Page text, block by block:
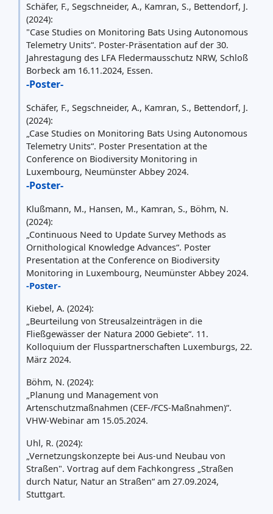
Schäfer, F., Segschneider, A., Kamran, S., Bettendorf, J.
(2024):
"Case Studies on Monitoring Bats Using Autonomous
Telemetry Units“. Poster-Präsentation auf der 30.
Jahrestagung des LFA Fledermausschutz NRW, Schloß
Borbeck am 16.11.2024, Essen.
-Poster-
Schäfer, F., Segschneider, A., Kamran, S., Bettendorf, J.
(2024):
„Case Studies on Monitoring Bats Using Autonomous
Telemetry Units“. Poster Presentation at the
Conference on Biodiversity Monitoring in
Luxembourg, Neumünster Abbey 2024.
-Poster-
Klußmann, M., Hansen, M., Kamran, S., Böhm, N.
(2024):
„Continuous Need to Update Survey Methods as
Ornithological Knowledge Advances“. Poster
Presentation at the Conference on Biodiversity
Monitoring in Luxembourg, Neumünster Abbey 2024.
-Poster-
Kiebel, A. (2024):
„Beurteilung von Streusalzeinträgen in die
Fließgewässer der Natura 2000 Gebiete“. 11.
Kolloquium der Flusspartnerschaften Luxemburgs, 22.
März 2024.
Böhm, N. (2024):
„Planung und Management von
Artenschutzmaßnahmen (CEF-/FCS-Maßnahmen)“.
VHW-Webinar am 15.05.2024.
Uhl, R. (2024):
„Vernetzungskonzepte bei Aus-und Neubau von
Straßen". Vortrag auf dem Fachkongress „Straßen
durch Natur, Natur an Straßen“ am 27.09.2024,
Stuttgart.